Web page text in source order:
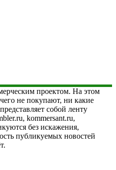
проектом. На этом
не покупают, ни какие
собой ленту
kommersant.ru,
без искажения,
публикуемых новостей